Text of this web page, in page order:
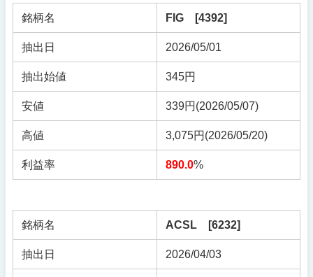
銘柄名 FIG [4392]
抽出日 2026/05/01
抽出始値 345円
安値 339円(2026/05/07)
高値 3,075円(2026/05/20)
利益率 890.0%
銘柄名 ACSL [6232]
抽出日 2026/04/03